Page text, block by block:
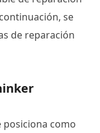
se
de reparación
posiciona como